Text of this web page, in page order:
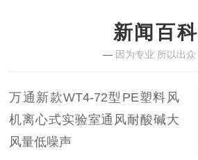
新闻百科
— 因为专业 所以出众
万通新款WT4-72型PE塑料风
机离心式实验室通风耐酸碱大
风量低噪声